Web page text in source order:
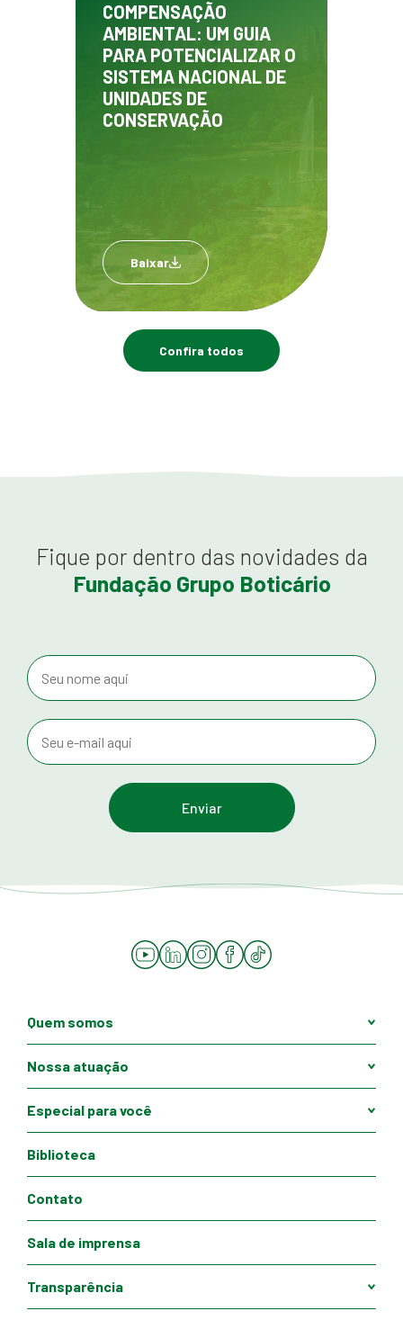
COMPENSAÇÃO
AMBIENTAL: UM GUIA
PARA POTENCIALIZAR O
SISTEMA NACIONAL DE
UNIDADES DE
CONSERVAÇÃO
Baixar
Confira todos
Fique por dentro das novidades da
Fundação Grupo Boticário
YouTube
LinkedInInstagramFacebook
Tiktok
Quem somos
Nossa atuação
Especial para você
Biblioteca
Contato
Sala de imprensa
Transparência